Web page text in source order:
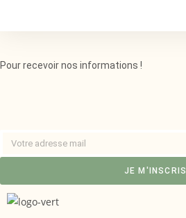
Pour recevoir nos informations !
JE M'INSCRIS